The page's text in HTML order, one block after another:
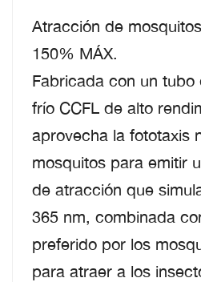
Atracción de
150% MÁX.
Fabricada con un
frío CCFL de alto
aprovecha la fototaxis
mosquitos para emitir
de atracción que
365 nm, combinada
preferido por los
para atraer a los